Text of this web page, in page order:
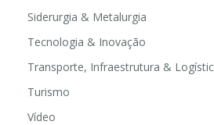
Siderurgia & Metalurgia
Tecnologia & Inovação
Transporte, Infraestrutura &
Turismo
Vídeo